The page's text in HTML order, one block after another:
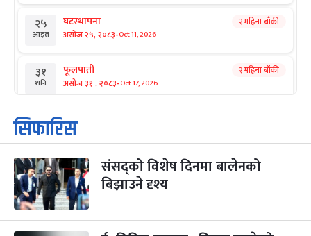
२५
आइत
घटस्थापना
असोज २५, २०८३-Oct 11, 2026
२ महिना बाँकी
३१
शनि
फूलपाती
असोज ३१ , २०८३-Oct 17, 2026
२ महिना बाँकी
१
आइत
कार्तिक सङ्क्रान्ति
कार्तिक १, २०८३
३
मंगल
महानवमी
कार्तिक ३, २०८३-Oct 20, 2026
२ महिना बाँकी
४
बुध कार्तिक ४, २०८३ -Oct 21, 2026
सिफारिस
संसद्को विशेष दिनमा बालेनको
बिझाउने दृश्य